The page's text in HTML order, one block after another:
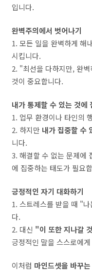
입니다.
완벽주의에서 벗어나기
1. 모든 일을 완벽하게 해
시킵니다.
2. "최선을 다하지만, 완
것이 중요합니다.
내가 통제할 수 있는 것에
1. 업무 환경이나 타인의
2. 하지만 내가 집중할 수
니다.
3. 해결할 수 없는 문제에
에 집중하는 태도가 필요
긍정적인 자기 대화하기
1. 스트레스를 받을 때 "
다.
2. 대신 "이 또한 지나갈
긍정적인 말을 스스로에
이처럼 마인드셋을 바꾸